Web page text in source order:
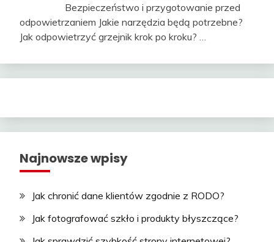
Bezpieczeństwo i przygotowanie przed
odpowietrzaniem Jakie narzędzia będą potrzebne?
Jak odpowietrzyć grzejnik krok po kroku? …
Najnowsze wpisy
Jak chronić dane klientów zgodnie z RODO?
Jak fotografować szkło i produkty błyszczące?